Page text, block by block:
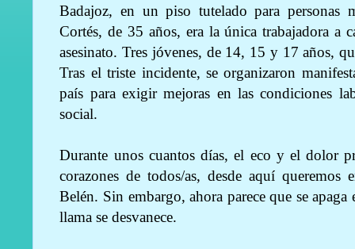
Badajoz, en un piso tutelado para personas
Cortés, de 35 años, era la única trabajadora a
asesinato. Tres jóvenes, de 14, 15 y 17 años,
Tras el triste incidente, se organizaron
país para exigir mejoras en las condiciones
social.
Durante unos cuantos días, el eco y el dolor
corazones de todos/as, desde aquí
Belén. Sin embargo, ahora parece que se
llama se desvanece.